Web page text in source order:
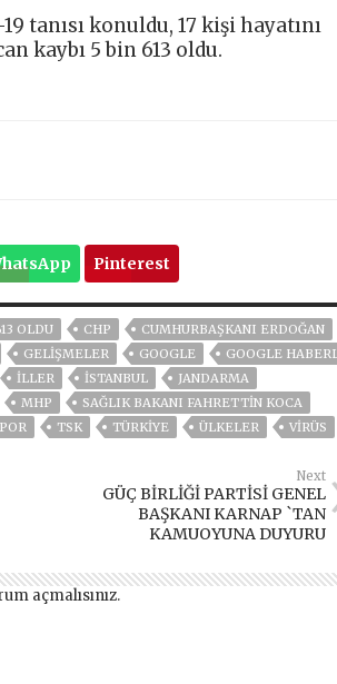
tanısı konuldu, 17 kişi hayatını
kaybı 5 bin 613 oldu.
Pinterest
OLDU CHP
CUMHURBAŞKANI ERDOĞAN
GELIŞMELER GOOGLE
GOOGLE
İLLER ISTANBUL
JANDARMA
MHP
SAĞLIK BAKANI FAHRETTIN KOCA
TSK TÜRKİYE ÜLKELER VIRÜS
Next
GÜÇ BİRLİĞİ PARTİSİ GENEL
BAŞKANI KARNAP `TAN
KAMUOYUNA DUYURU
açmalısınız.